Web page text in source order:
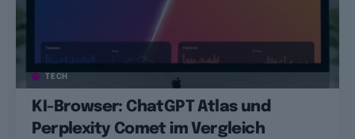
TECH
KI-Browser: ChatGPT Atlas und
Perplexity Comet im Vergleich